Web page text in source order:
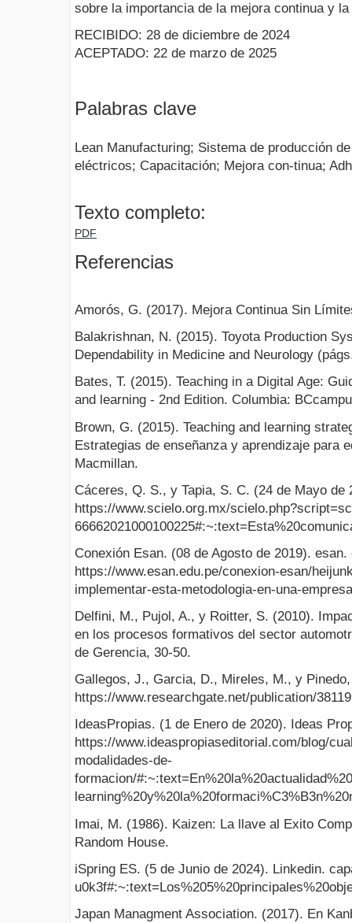
sobre la importancia de la mejora continua y
RECIBIDO: 28 de diciembre de 2024
ACEPTADO: 22 de marzo de 2025
Palabras clave
Lean Manufacturing; Sistema de producción
eléctricos; Capacitación; Mejora con-tinua;
Texto completo:
PDF
Referencias
Amorós, G. (2017). Mejora Continua Sin
Balakrishnan, N. (2015). Toyota Production
Dependability in Medicine and Neurology
Bates, T. (2015). Teaching in a Digital Age:
and learning - 2nd Edition. Columbia:
Brown, G. (2015). Teaching and learning
Estrategias de enseñanza y aprendizaje para
Macmillan.
Cáceres, Q. S., y Tapia, S. C. (24 de Mayo de
https://www.scielo.org.mx/
Conexión Esan. (08 de Agosto de 2019). esan.
https://www.esan.edu.pe/conexion-esan/
implementar-esta-metodologia-en-una-empresa
Delfini, M., Pujol, A., y Roitter, S. (2010).
en los procesos formativos del sector
de Gerencia, 30-50.
Gallegos, J., Garcia, D., Mireles, M., y
https://www.researchgate.net/publication/
IdeasPropias. (1 de Enero de 2020). Ideas
https://www.ideaspropiaseditorial.com/blog/
modalidades-de-
formacion/
Imai, M. (1986). Kaizen: La llave al Exito
Random House.
iSpring ES. (5 de Junio de 2024). Linkedin.
Japan Managment Association. (2017). En